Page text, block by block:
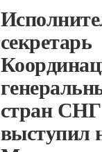
секретарь
стран
выступил